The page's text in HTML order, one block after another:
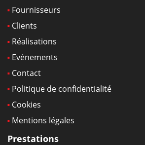
Fournisseurs
Clients
Réalisations
Evénements
Contact
Politique de confidentialité
Cookies
Mentions légales
Prestations